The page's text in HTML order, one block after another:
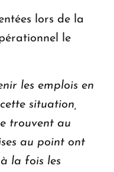
lors de la
le
les emplois en
situation,
trouvent au
au point ont
la fois les